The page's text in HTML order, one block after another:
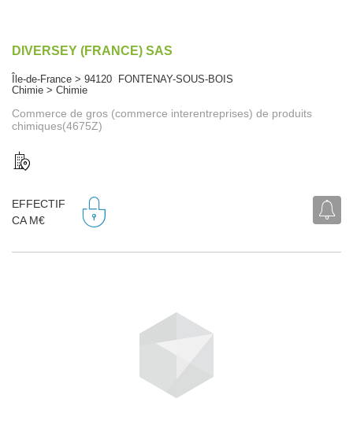
DIVERSEY (FRANCE) SAS
Île-de-France > 94120 FONTENAY-SOUS-BOIS
Chimie > Chimie
Commerce de gros (commerce interentreprises) de produits
chimiques(4675Z)
EFFECTIF
CA M€